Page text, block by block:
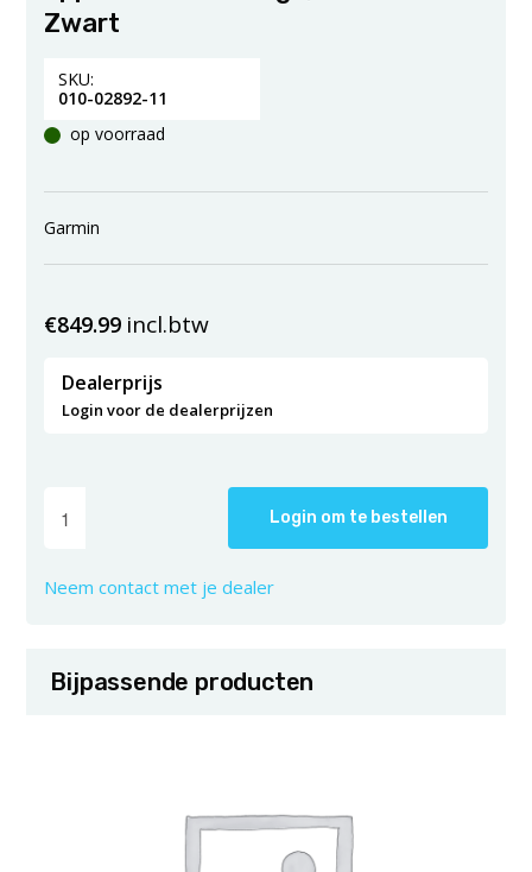
Zwart
SKU:
010-02892-11
op voorraad
Garmin
€849.99 incl.btw
Dealerprijs
Login voor de dealerprijzen
Login om te bestellen
Neem contact met je dealer
Bijpassende producten